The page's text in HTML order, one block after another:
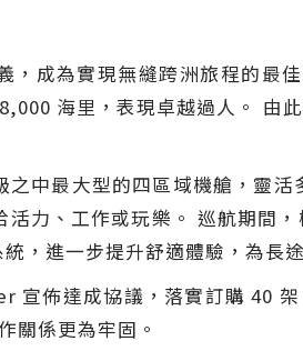
，成為實現無縫跨洲旅程的最
海里，表現卓越過人。 由
中最大型的四區域機艙，靈
力、工作或玩樂。 巡航期間
，進一步提升舒適體驗，為長
宣佈達成協議，落實訂購 40
關係更為牢固。